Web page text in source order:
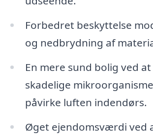
Forbedret beskyttelse
og nedbrydning af
En mere sund bolig ved
skadelige
påvirke luften indendørs.
Øget ejendomsværdi ved